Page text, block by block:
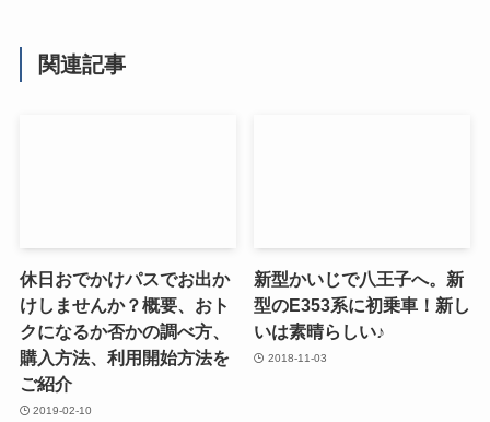
関連記事
休日おでかけパスでお出か
けしませんか？概要、おト
クになるか否かの調べ方、
購入方法、利用開始方法を
ご紹介
2019-02-10
新型かいじで八王子へ。新
型のE353系に初乗車！新し
いは素晴らしい♪
2018-11-03